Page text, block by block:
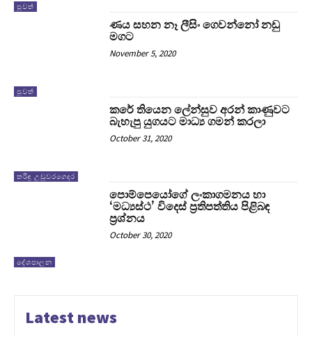
පුවත්
පුවත්
ණය සහන නෑ ලීසිං ගෙවන්නෝ නඩු
මගට
November 5, 2020
තරිඳු උඩුවරගෙදර
කරේ තියෙන ලේන්සුව අරන් කාණුවට
බැහැපු යුගයට මාධ්‍ය ගමන් කරලා
October 31, 2020
දේශපාලන
පොම්පෙයෝගේ ලංකාගමනය හා
‘මධ්‍යස්ථ’ විදෙස් ප්‍රතිපත්තිය පිළිබඳ
ප්‍රශ්නය
October 30, 2020
Latest news